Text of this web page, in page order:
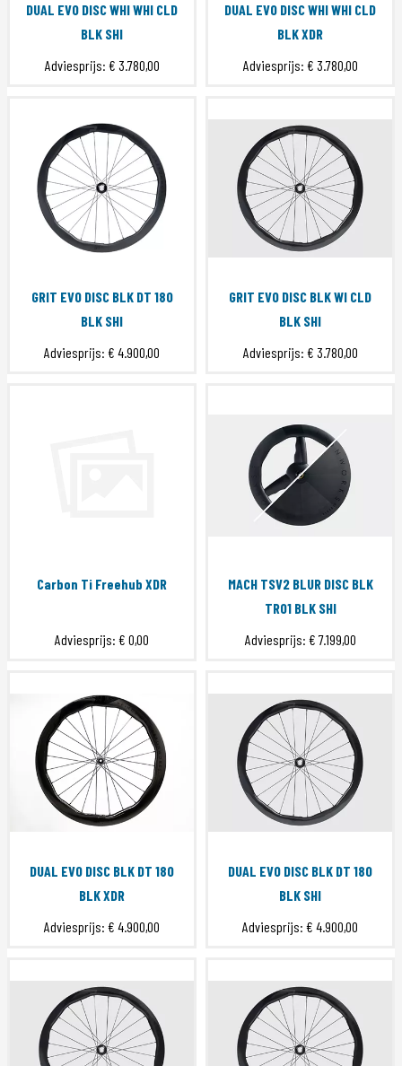
DUAL EVO DISC WHI WHI CLD
BLK SHI
Adviesprijs: € 3.780,00
DUAL EVO DISC WHI WHI CLD
BLK XDR
Adviesprijs: € 3.780,00
GRIT EVO DISC BLK DT 180
BLK SHI
Adviesprijs: € 4.900,00
GRIT EVO DISC BLK WI CLD
BLK SHI
Adviesprijs: € 3.780,00
Carbon Ti Freehub XDR
Adviesprijs: € 0,00
MACH TSV2 BLUR DISC BLK
TR01 BLK SHI
Adviesprijs: € 7.199,00
DUAL EVO DISC BLK DT 180
BLK XDR
Adviesprijs: € 4.900,00
DUAL EVO DISC BLK DT 180
BLK SHI
Adviesprijs: € 4.900,00